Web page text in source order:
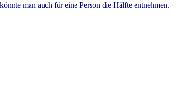
man auch für eine Person die Hälfte entnehmen.